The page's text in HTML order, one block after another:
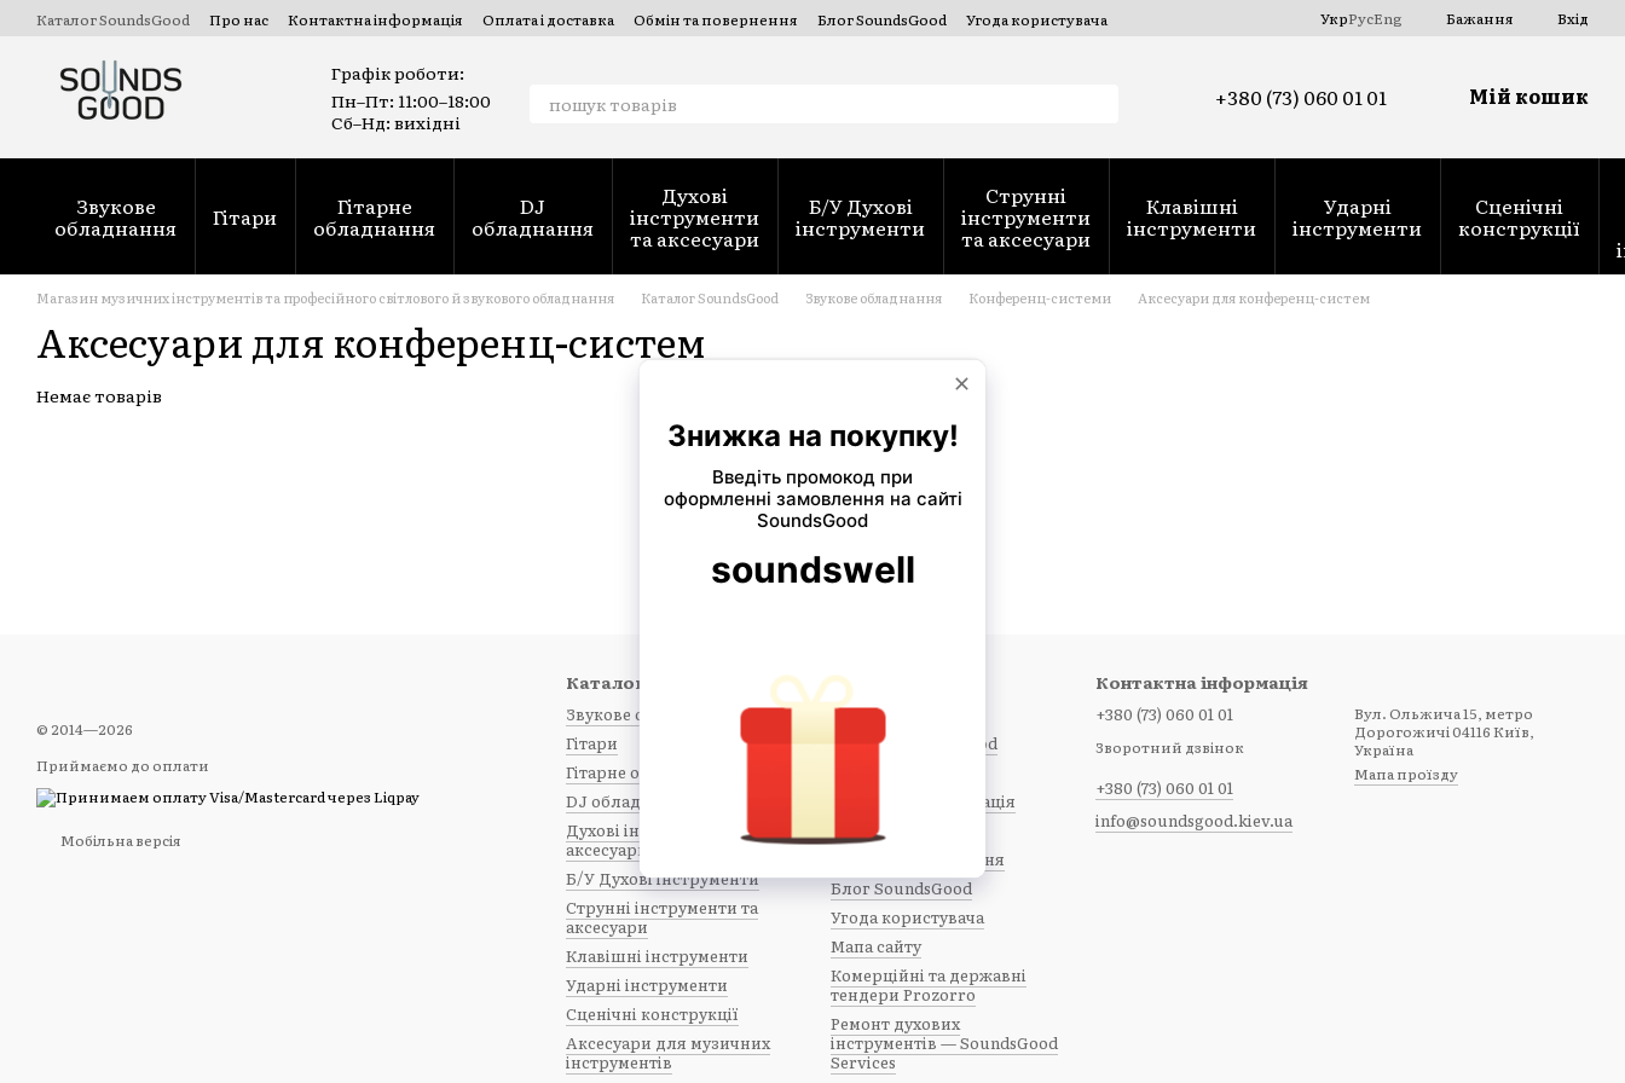
Перейти до основного вмісту
Каталог SoundsGood Про нас Контактна інформація Оплата і доставка Обмін та повернення Блог SoundsGood
Угода користувача
УкрРусEng Бажання Вхід
Графік роботи:
Пн–Пт: 11:00–18:00
Сб–Нд: вихідні
+380 (73) 060 01 01 Мій кошик
Звукове
обладнання Гітари Гітарне
обладнання
DJ
обладнання
Духові
інструменти
та аксесуари
Б/У Духові
інструменти
Струнні
інструменти
та аксесуари
Клавішні
інструменти
Ударні
інструменти
Сценічні
конструкції
Магазин музичних інструментів та професійного світлового й звукового обладнання Каталог SoundsGood Звукове обладнання Конференц-системи Аксесуари для конференц-систем
Аксесуари для конференц-систем
Немає товарів
© 2014—2026
Приймаємо до оплати
Мобільна версія
Каталог
Звукове обладнання
Гітари
Гітарне обладнання
DJ обладнання
Духові інструменти та
аксесуари
Б/У Духові інструменти
Струнні інструменти та
аксесуари
Клавішні інструменти
Ударні інструменти
Сценічні конструкції
Аксесуари для музичних
інструментів
Клієнтам
Вхід до кабінету
Каталог SoundsGood
Контактна інформація
Оплата і доставка
Обмін та повернення
Блог SoundsGood
Угода користувача
Мапа сайту
Комерційні та державні
тендери Prozorro
Ремонт духових
інструментів — SoundsGood
Services
Контактна інформація
+380 (73) 060 01 01
Зворотний дзвінок
+380 (73) 060 01 01
info@soundsgood.kiev.ua
Вул. Ольжича 15, метро
Дорогожичі 04116 Київ,
Україна
Мапа проїзду